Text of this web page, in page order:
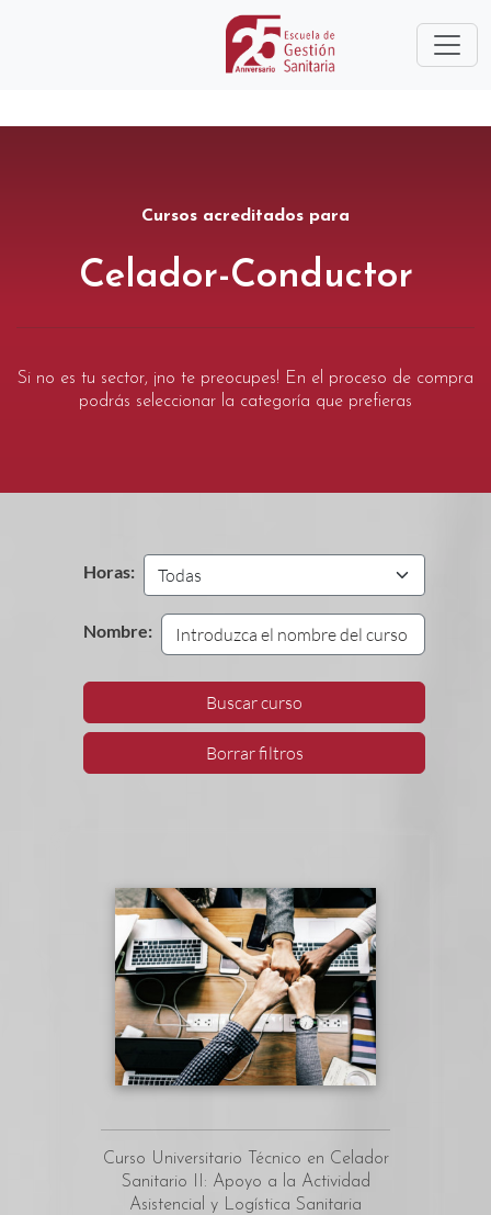
Cursos acreditados para
Celador-Conductor
Si no es tu sector, ¡no te preocupes! En el proceso de compra
podrás seleccionar la categoría que prefieras
Horas:
Nombre:
Buscar curso
Borrar filtros
Curso Universitario Técnico en Celador
Sanitario II: Apoyo a la Actividad
Asistencial y Logística Sanitaria